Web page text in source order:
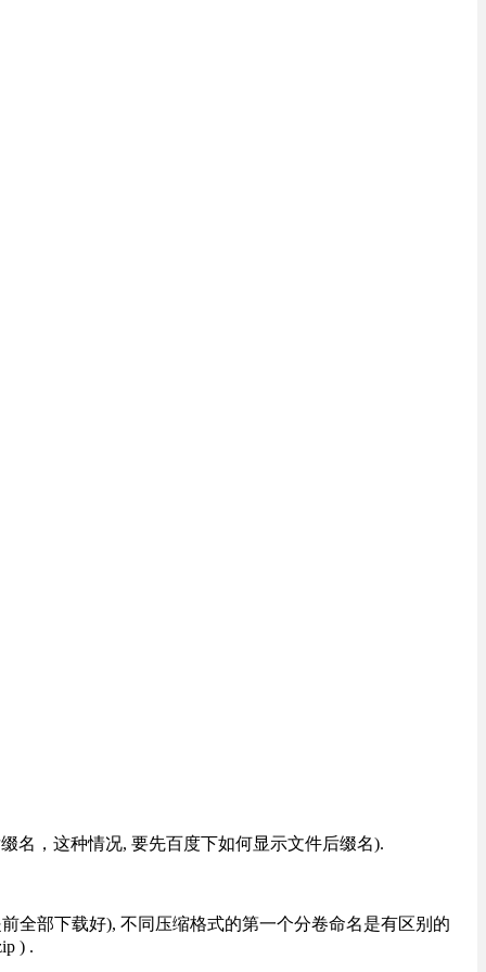
名，这种情况, 要先百度下如何显示文件后缀名).
全部下载好), 不同压缩格式的第一个分卷命名是有区别的
) .